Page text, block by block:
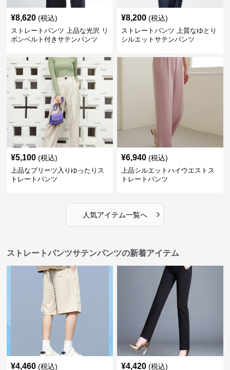
¥8,620 (税込)
ストレートパンツ 上品な光沢 リ
ボンベルト付きサテンパンツ
¥8,200 (税込)
ストレートパンツ 上質なゆとり
シルエットサテンパンツ
¥5,100 (税込)
上品なプリーツ入りゆったりス
トレートパンツ
¥6,940 (税込)
上品シルエットハイウエストス
トレートパンツ
人気アイテム一覧へ ›
ストレートパンツサテンパンツの新着アイテム
¥4,460 (税込) ¥4,420 (税込)